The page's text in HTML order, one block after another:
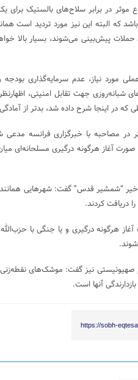
موثر در برابر سلاح‌های بالستیک
که البته این نیز مورد تردید است
پیش‌بینی می‌شوند، بسیار بالا
مورد نیاز، عدم سرمایه‌گذاری
شبانه‌روزی جهت تقابل امنیتی،
در اینجا شرح داده شد، بدتر از
در مصاحبه با خبرگزاری فرانسه مدعی
آغاز هرگونه درگیری مسلحانه‌ای
اخیر “شمشیر قدس” گفت: شهرهایی
دریافت کردند.
هرگونه درگیری و یا جنگی با حزب‌الله،
نیز گفت: موشک‌های نقطه‌زنی
آنها است.
https://sobh-